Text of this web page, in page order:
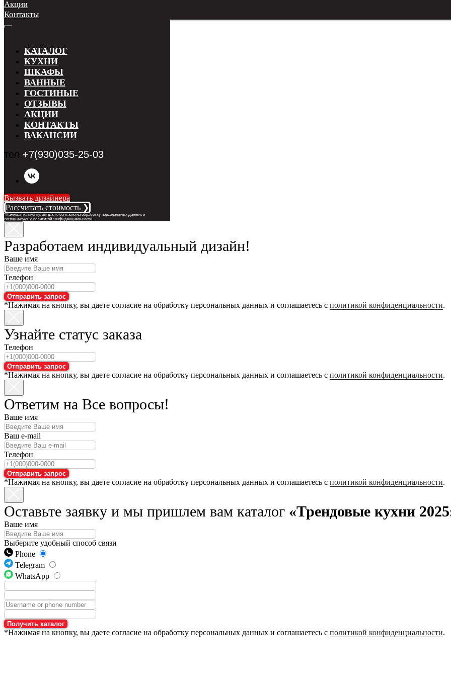
Акции
Контакты
КАТАЛОГ
КУХНИ
ШКАФЫ
ВАННЫЕ
ГОСТИНЫЕ
ОТЗЫВЫ
АКЦИИ
КОНТАКТЫ
ВАКАНСИИ
тел.+7(930)035-25-03
Вызвать дизайнера
Рассчитать стоимость ❯
*Нажимая на кнопку, вы даете согласие на обработку персональных данных и
соглашаетесь с политикой конфиденциальности.
Разработаем индивидуальный дизайн!
Ваше имя
Телефон
Отправить запрос
*Нажимая на кнопку, вы даете согласие на обработку персональных данных и соглашаетесь с политикой конфиденциальности.
Узнайте статус заказа
Телефон
Отправить запрос
*Нажимая на кнопку, вы даете согласие на обработку персональных данных и соглашаетесь с политикой конфиденциальности.
Ответим на Все вопросы!
Ваше имя
Ваш e-mail
Телефон
Отправить запрос
*Нажимая на кнопку, вы даете согласие на обработку персональных данных и соглашаетесь с политикой конфиденциальности.
Оставьте заявку и мы пришлем вам каталог «Трендовые кухни
Ваше имя
Выберите удобный способ связи
Phone
Telegram
WhatsApp
Получить каталог
*Нажимая на кнопку, вы даете согласие на обработку персональных данных и соглашаетесь с политикой конфиденциальности.